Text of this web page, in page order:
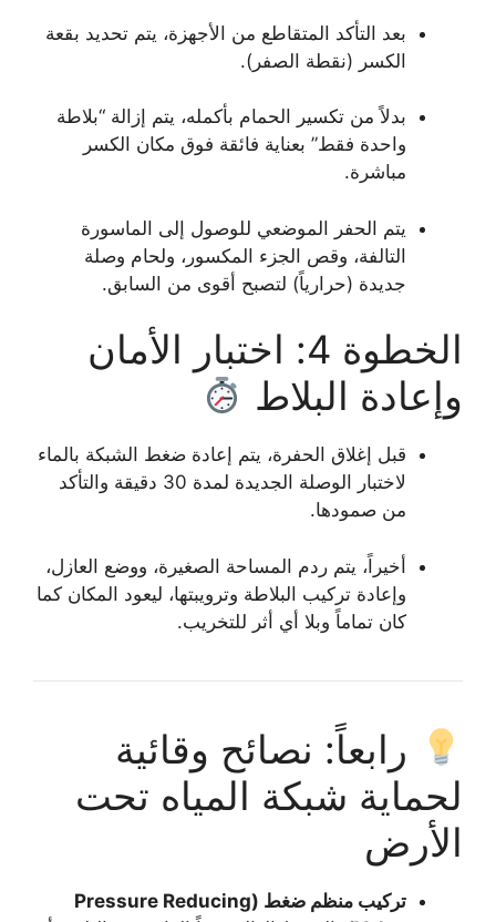
بعد التأكد المتقاطع من الأجهزة، يتم تحديد بقعة
الكسر (نقطة الصفر).
بدلاً من تكسير الحمام بأكمله، يتم إزالة “بلاطة
واحدة فقط” بعناية فائقة فوق مكان الكسر
مباشرة.
يتم الحفر الموضعي للوصول إلى الماسورة
التالفة، وقص الجزء المكسور، ولحام وصلة
جديدة (حرارياً) لتصبح أقوى من السابق.
الخطوة 4: اختبار الأمان
وإعادة البلاط
قبل إغلاق الحفرة، يتم إعادة ضغط الشبكة بالماء
لاختبار الوصلة الجديدة لمدة 30 دقيقة والتأكد
من صمودها.
أخيراً، يتم ردم المساحة الصغيرة، ووضع العازل،
وإعادة تركيب البلاطة وترويبتها، ليعود المكان كما
كان تماماً وبلا أي أثر للتخريب.
رابعاً: نصائح وقائية
لحماية شبكة المياه تحت
الأرض
تركيب منظم ضغط (Pressure Reducing